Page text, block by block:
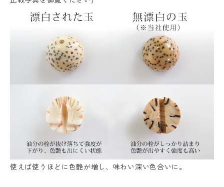
使えば使うほどに色艶が増し、味わい深い色合いに。